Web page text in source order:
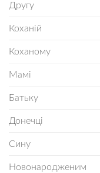
Другу
Коханій
Коханому
Мамі
Батьку
Донечці
Сину
Новонародженим